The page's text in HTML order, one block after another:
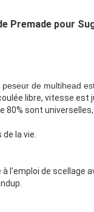
Premade pour
peseur de multihead
libre, vitesse est
sont
la vie.
l'emploi de scellage